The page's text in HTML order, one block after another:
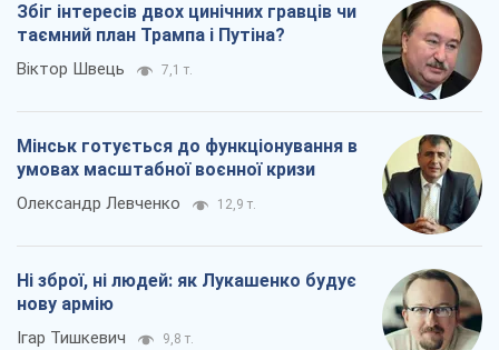
Збіг інтересів двох цинічних гравців чи
таємний план Трампа і Путіна?
Віктор Швець 7,1 т.
Мінськ готується до функціонування в
умовах масштабної воєнної кризи
Олександр Левченко 12,9 т.
Ні зброї, ні людей: як Лукашенко будує
нову армію
Ігар Тишкевич 9,8 т.